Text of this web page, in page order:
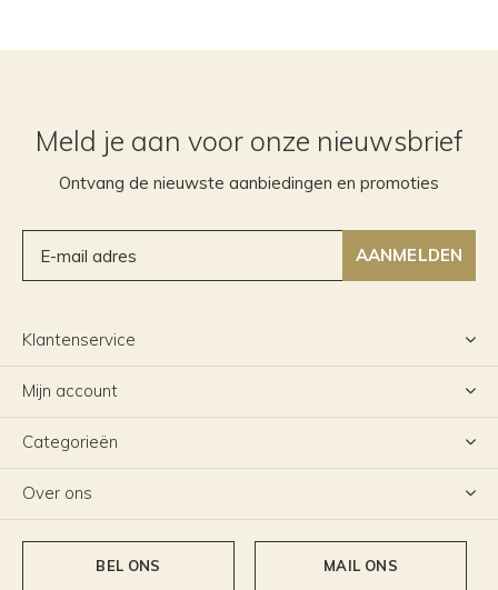
Meld je aan voor onze nieuwsbrief
Ontvang de nieuwste aanbiedingen en promoties
AANMELDEN
Klantenservice
Mijn account
Categorieën
Over ons
BEL ONS MAIL ONS